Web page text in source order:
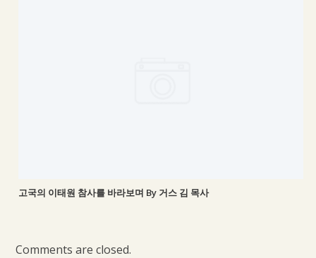
고국의 이태원 참사를 바라보며 By 거스 김 목사
Comments are closed.